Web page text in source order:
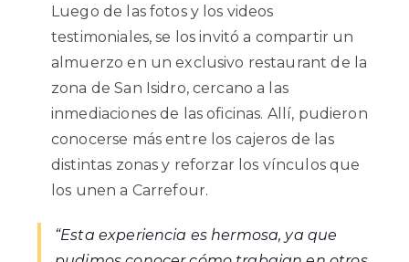
Luego de las fotos y los videos
testimoniales, se los invitó a compartir un
almuerzo en un exclusivo restaurant de la
zona de San Isidro, cercano a las
inmediaciones de las oficinas. Allí, pudieron
conocerse más entre los cajeros de las
distintas zonas y reforzar los vínculos que
los unen a Carrefour.
“Esta experiencia es hermosa, ya que